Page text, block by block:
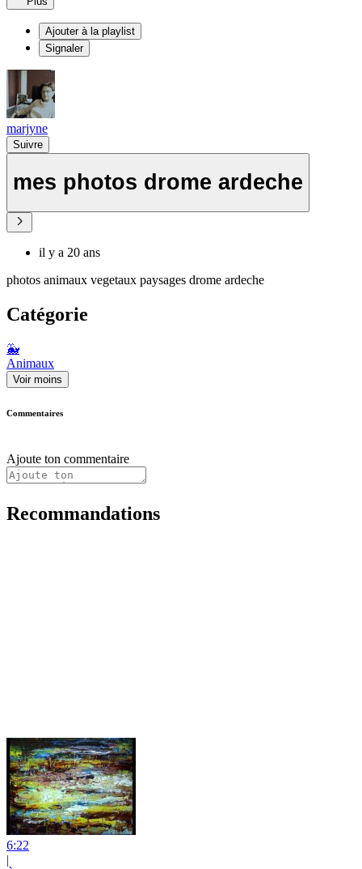
Ajouter à la playlist
Signaler
marjyne
Suivre
mes photos drome ardeche
il y a 20 ans
photos animaux vegetaux paysages drome ardeche
Catégorie
🐳
Animaux
Voir moins
Commentaires
Ajoute ton commentaire
Recommandations
6:22
|